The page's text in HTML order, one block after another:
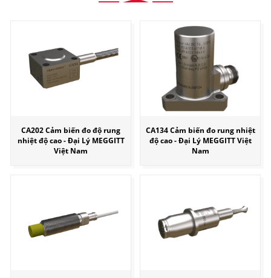
CA202 Cảm biến đo độ rung
nhiệt độ cao - Đại Lý MEGGITT
Việt Nam
CA134 Cảm biến đo rung nhiệt
độ cao - Đại Lý MEGGITT Việt
Nam